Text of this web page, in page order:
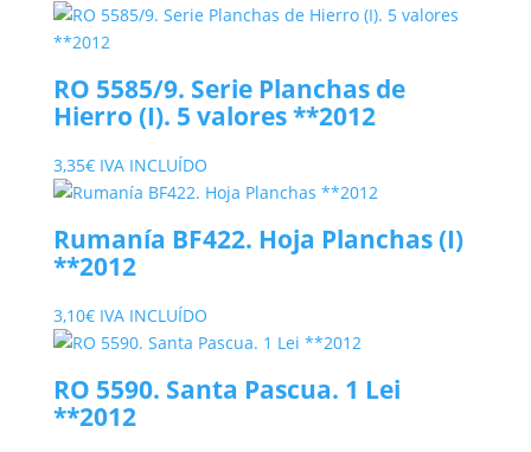
RO 5585/9. Serie Planchas de
Hierro (I). 5 valores **2012
3,35€ IVA INCLUÍDO
Rumanía BF422. Hoja Planchas (I)
**2012
3,10€ IVA INCLUÍDO
RO 5590. Santa Pascua. 1 Lei
**2012